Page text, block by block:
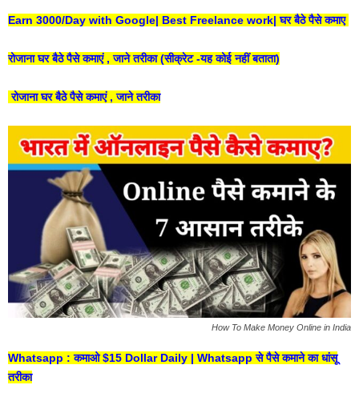
Earn 3000/Day with Google| Best Freelance work| घर बैठे पैसे कमाए
रोजाना घर बैठे पैसे कमाएं , जाने तरीका (सीक्रेट -यह कोई नहीं बताता)
रोजाना घर बैठे पैसे कमाएं , जाने तरीका
How To Make Money Online in India
Whatsapp : कमाओ $15 Dollar Daily | Whatsapp से पैसे कमाने का धांसू
तरीका